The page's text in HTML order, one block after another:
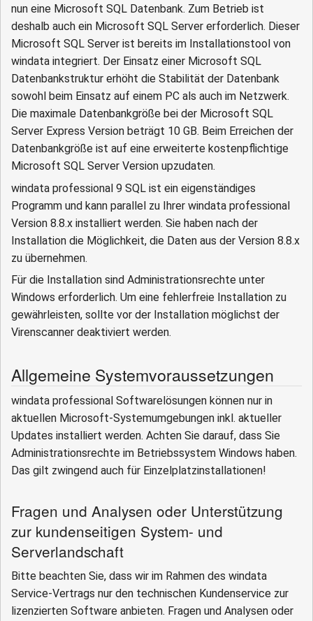
nun eine Microsoft SQL Datenbank. Zum Betrieb ist
deshalb auch ein Microsoft SQL Server erforderlich. Dieser
Microsoft SQL Server ist bereits im Installationstool von
windata integriert. Der Einsatz einer Microsoft SQL
Datenbankstruktur erhöht die Stabilität der Datenbank
sowohl beim Einsatz auf einem PC als auch im Netzwerk.
Die maximale Datenbankgröße bei der Microsoft SQL
Server Express Version beträgt 10 GB. Beim Erreichen der
Datenbankgröße ist auf eine erweiterte kostenpflichtige
Microsoft SQL Server Version upzudaten.
windata professional 9 SQL ist ein eigenständiges
Programm und kann parallel zu Ihrer windata professional
Version 8.8.x installiert werden. Sie haben nach der
Installation die Möglichkeit, die Daten aus der Version 8.8.x
zu übernehmen.
Für die Installation sind Administrationsrechte unter
Windows erforderlich. Um eine fehlerfreie Installation zu
gewährleisten, sollte vor der Installation möglichst der
Virenscanner deaktiviert werden.
Allgemeine Systemvoraussetzungen
windata professional Softwarelösungen können nur in
aktuellen Microsoft-Systemumgebungen inkl. aktueller
Updates installiert werden. Achten Sie darauf, dass Sie
Administrationsrechte im Betriebssystem Windows haben.
Das gilt zwingend auch für Einzelplatzinstallationen!
Fragen und Analysen oder Unterstützung
zur kundenseitigen System- und
Serverlandschaft
Bitte beachten Sie, dass wir im Rahmen des windata
Service-Vertrags nur den technischen Kundenservice zur
lizenzierten Software anbieten. Fragen und Analysen oder